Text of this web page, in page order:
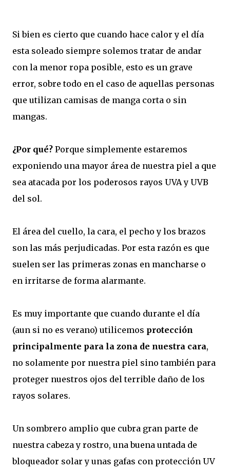
Si bien es cierto que cuando hace calor y el día
esta soleado siempre solemos tratar de andar
con la menor ropa posible, esto es un grave
error, sobre todo en el caso de aquellas personas
que utilizan camisas de manga corta o sin
mangas.
¿Por qué? Porque simplemente estaremos
exponiendo una mayor área de nuestra piel a que
sea atacada por los poderosos rayos UVA y UVB
del sol.
El área del cuello, la cara, el pecho y los brazos
son las más perjudicadas. Por esta razón es que
suelen ser las primeras zonas en mancharse o
en irritarse de forma alarmante.
Es muy importante que cuando durante el día
(aun si no es verano) utilicemos protección
principalmente para la zona de nuestra cara,
no solamente por nuestra piel sino también para
proteger nuestros ojos del terrible daño de los
rayos solares.
Un sombrero amplio que cubra gran parte de
nuestra cabeza y rostro, una buena untada de
bloqueador solar y unas gafas con protección UV